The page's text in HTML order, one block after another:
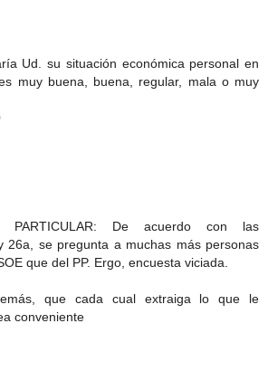
Ud. su situación económica personal en
muy buena, buena, regular, mala o muy
PARTICULAR: De acuerdo con las
26a, se pregunta a muchas más personas
que del PP. Ergo, encuesta viciada.
que cada cual extraiga lo que le
conveniente